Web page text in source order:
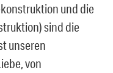
und die
sind die
unseren
von